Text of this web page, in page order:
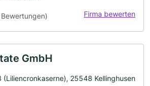
Firma bewerten
GmbH
(Liliencronkaserne), 25548 Kellinghusen